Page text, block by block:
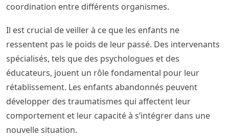
coordination entre différents organismes.
Il est crucial de veiller à ce que les enfants ne
ressentent pas le poids de leur passé. Des intervenants
spécialisés, tels que des psychologues et des
éducateurs, jouent un rôle fondamental pour leur
rétablissement. Les enfants abandonnés peuvent
développer des traumatismes qui affectent leur
comportement et leur capacité à s’intégrer dans une
nouvelle situation.